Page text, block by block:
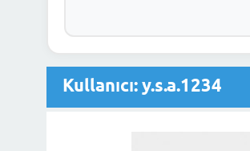
Kullanıcı: y.s.a.1234